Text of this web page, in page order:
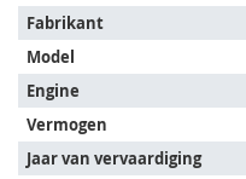
Het
artikel
past
op
de
volgende
voertuigen:
Fabrikant
Model
Engine
Vermogen
Jaar van vervaardiging
gallerij